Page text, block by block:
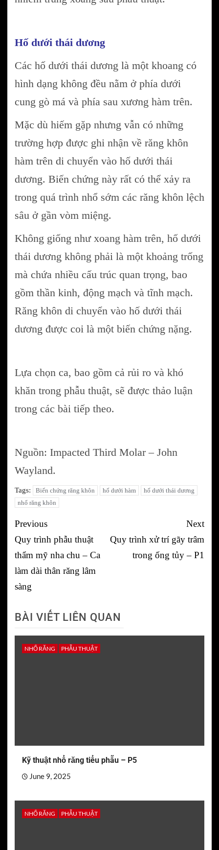
Hố dưới thái dương
Các hố dưới thái dương là một khoang có
hình dạng không đều nằm ở phía dưới
cung gò má và phía sau xương hàm trên.
Mặc dù hiếm gặp nhưng vẫn có những
trường hợp được ghi nhận về răng khôn
hàm trên di chuyển vào hố dưới thái
dương. Biến chứng này rất có thể xảy ra
trong quá trình nhổ sớm các răng khôn lệch
sâu ở gần vòm miệng.
Không giống như xoang hàm trên, hố dưới
thái dương không phải là một khoảng trống
mà chứa nhiều cấu trúc quan trọng, bao
gồm thần kinh, động mạch và tĩnh mạch.
Răng khôn di chuyển vào hố dưới thái
dương được coi là một biến chứng nặng.
Lựa chọn ca, bao gồm cả rủi ro và khó
khăn trong phẫu thuật, sẽ được thảo luận
trong các bài tiếp theo.
Nguồn: Impacted Third Molar – John
Wayland.
Tags: Biến chứng răng khôn hố dưới hàm
hố dưới thái dương
nhổ răng khôn
Post
navigation
Previous
Quy trình phẫu thuật
thẩm mỹ nha chu – Ca
làm dài thân răng lâm
sàng
Next
Quy trình xử trí gãy trâm
trong ống tủy – P1
BÀI VIẾT LIÊN QUAN
NHỔ RĂNG PHẪU THUẬT
Kỹ thuật nhổ răng tiểu phẫu – P5
June 9, 2025
NHỔ RĂNG PHẪU THUẬT